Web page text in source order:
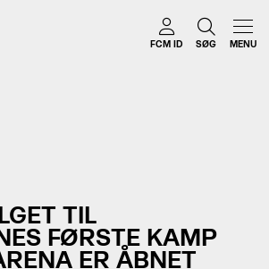
FCM ID SØG MENU
TIL
FØRSTE KAMP
ER ÅBNET